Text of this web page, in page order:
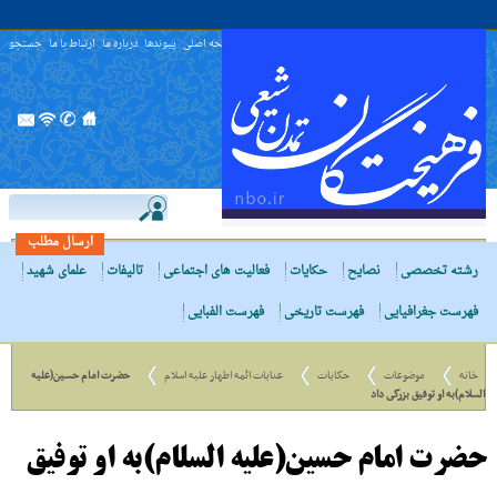
صفحه اصلی پیوندها درباره ما ارتباط با ما جستجو
ارسال مطلب
رشته تخصصی
نصایح حکایات فعالیت های اجتماعی تالیفات
علمای شهید
فهرست جغرافیایی
فهرست تاریخی فهرست الفبایی
خانه موضوعات حکایات عنایات ائمه اطهار علیه اسلام
حضرت امام حسین(علیه
السلام)به او توفیق بزرگى داد
حضرت امام حسین(علیه السلام)به او توفیق